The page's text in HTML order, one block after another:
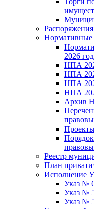
Распоряжения
Нормативные
2026 год
НПА
НПА
НПА
НПА
Архив
Реестр
План
Исполнение
Указ №
Указ №
Указ №